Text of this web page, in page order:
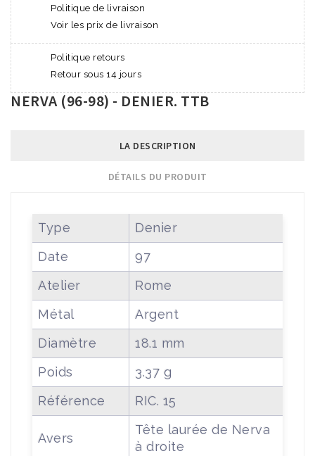
Politique de livraison
Voir les prix de livraison
Politique retours
Retour sous 14 jours
NERVA (96-98) - DENIER. TTB
LA DESCRIPTION
DÉTAILS DU PRODUIT
Type
Denier
Date
97
Atelier
Rome
Métal
Argent
Diamètre
18.1 mm
Poids
3.37 g
Référence
RIC. 15
Avers
Tête laurée de Nerva
à droite